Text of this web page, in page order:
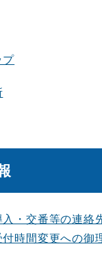
プ
・交番等の連絡
時間変更への御